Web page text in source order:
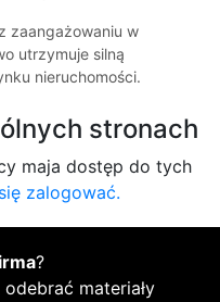
zaangażowaniu w
utrzymuje silną
nieruchomości.
stronach
maja dostęp do tych
zalogować.
?
materiały